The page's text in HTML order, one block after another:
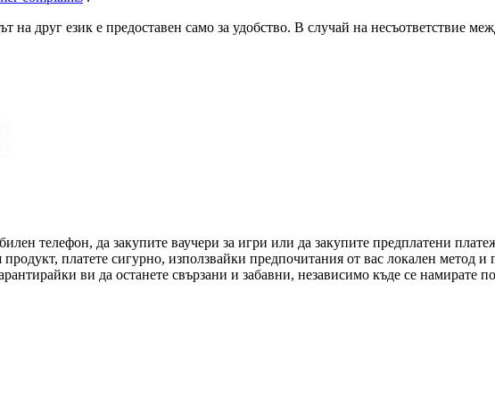
на друг език е предоставен само за удобство. В случай на несъответствие
телефон, да закупите ваучери за игри или да закупите предплатени
платете сигурно, използвайки предпочитания от вас локален метод
ви да останете свързани и забавни, независимо къде се намирате